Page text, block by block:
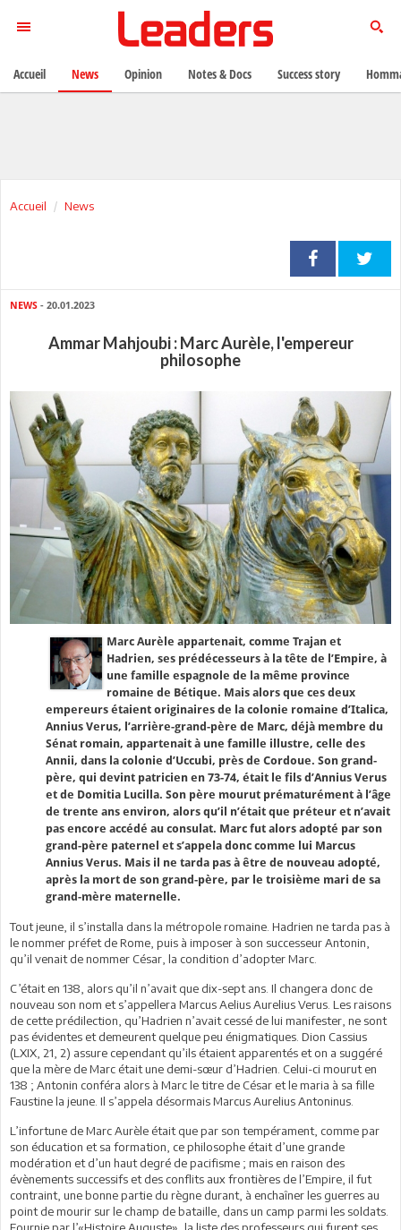
Accueil News
NEWS - 20.01.2023
Ammar Mahjoubi : Marc Aurèle, l'empereur
philosophe
Marc Aurèle appartenait, comme Trajan et
Hadrien, ses prédécesseurs à la tête de l’Empire, à
une famille espagnole de la même province
romaine de Bétique. Mais alors que ces deux
empereurs étaient originaires de la colonie romaine d’Italica,
Annius Verus, l’arrière-grand-père de Marc, déjà membre du
Sénat romain, appartenait à une famille illustre, celle des
Annii, dans la colonie d’Uccubi, près de Cordoue. Son grand-
père, qui devint patricien en 73-74, était le fils d’Annius Verus
et de Domitia Lucilla. Son père mourut prématurément à l’âge
de trente ans environ, alors qu’il n’était que préteur et n’avait
pas encore accédé au consulat. Marc fut alors adopté par son
grand-père paternel et s’appela donc comme lui Marcus
Annius Verus. Mais il ne tarda pas à être de nouveau adopté,
après la mort de son grand-père, par le troisième mari de sa
grand-mère maternelle.
Tout jeune, il s’installa dans la métropole romaine. Hadrien ne tarda pas à
le nommer préfet de Rome, puis à imposer à son successeur Antonin,
qu’il venait de nommer César, la condition d’adopter Marc.
C’était en 138, alors qu’il n’avait que dix-sept ans. Il changera donc de
nouveau son nom et s’appellera Marcus Aelius Aurelius Verus. Les raisons
de cette prédilection, qu’Hadrien n’avait cessé de lui manifester, ne sont
pas évidentes et demeurent quelque peu énigmatiques. Dion Cassius
(LXIX, 21, 2) assure cependant qu’ils étaient apparentés et on a suggéré
que la mère de Marc était une demi-sœur d’Hadrien. Celui-ci mourut en
138 ; Antonin conféra alors à Marc le titre de César et le maria à sa fille
Faustine la jeune. Il s’appela désormais Marcus Aurelius Antoninus.
L’infortune de Marc Aurèle était que par son tempérament, comme par
son éducation et sa formation, ce philosophe était d’une grande
modération et d’un haut degré de pacifisme ; mais en raison des
évènements successifs et des conflits aux frontières de l’Empire, il fut
contraint, une bonne partie du règne durant, à enchaîner les guerres au
point de mourir sur le champ de bataille, dans un camp parmi les soldats.
Accueil News Opinion Notes & Docs Success story